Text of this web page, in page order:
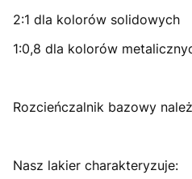
2:1 dla kolorów solidowych
1:0,8 dla kolorów
Rozcieńczalnik bazowy
Nasz lakier charakteryzuje: